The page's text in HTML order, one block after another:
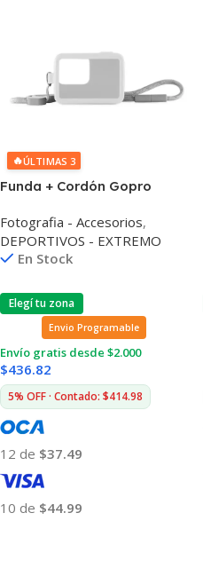
🔥ÚLTIMAS 3
Funda + Cordón Gopro
7/6/5/2018
Fotografia - Accesorios,
DEPORTIVOS - EXTREMO
En Stock
Elegí tu zona
Envio Programable
Envío gratis desde $2.000
$436.82
5% OFF · Contado: $414.98
12 de $37.49
10 de $44.99